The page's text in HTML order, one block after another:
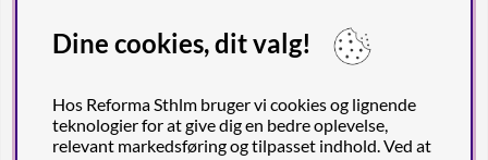
Dine cookies, dit valg!
Hos Reforma Sthlm bruger vi cookies og lignende
teknologier for at give dig en bedre oplevelse,
relevant markedsføring og tilpasset indhold. Ved at